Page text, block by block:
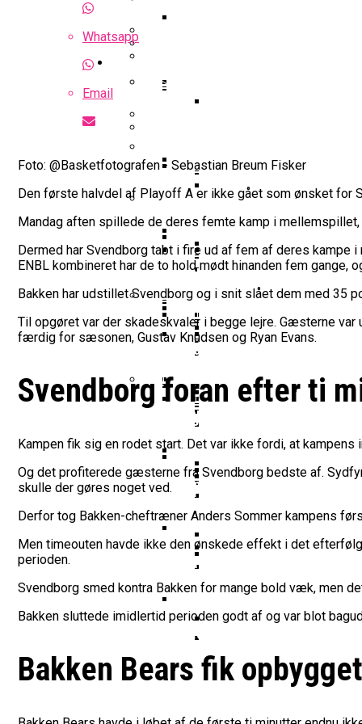
Podcast: Bakken Bears Jagter
Highlights: Finland – Danmark
Gustav Knudsen Efter Sejr Mod
Iffe Lundberg: “Det Er En
Video: August Møller Og
College Er Slut: Frida
Bakken Bears-Stjerne
Bakken Bears Sender
Succesfuld
Dansk Landstræner
FIBA Giver Danmark
FIBA Europe Cup
Gustav Knudsen Og
Bakkens Supertalent
Bakken Bears Skuffer
Champions League
16-Årige Noah
Dansk Tenerife-
Noah Nørgaard Og
Dansk Tenerife-
Bakken Bears
EuroCup
EuroLeague Udvider
Danske Tobias
Danske Tobias Jensen
Interview Med Allan Foss:
Emilie Hesseldal Stopper
Torsdag Jagter Noah
Wembanyamas EM-
Danmarks
FIBA World Cup
Interview Med Allan
Olympiske Lege
To Tidligere
Breaking: Team USA
Basketball-OL 2024:
Medie: Lebron James
Øvrig dansk basket
Ungdomspokalfinalerne:
Ekstra Bladet Har Købt
BørneBasketFonden
Fra Drøm Til Virkelighed:
Medlemstal I Dansk
Klumme
Morten Stig
Guides
Basketball odds
Whatsapp
Email
Foto: @Basketfotografen - Sebastian Breum Fisker
Den første halvdel af Playoff A er ikke gået som ønsket for
Mandag aften spillede de deres femte kamp i
Dermed har Svendborg tabt i fire ud af fem af deres
ENBL kombineret har de to hold mødt hinanden fem gange,
Bakken har udstillet Svendborg og i snit slået dem med 35
Til opgøret var der skadeskvaler i begge lejre. Gæsterne
færdig for sæsonen, Gustav Knudsen og Ryan Evans.
Svendborg foran efter ti
Kampen fik sig en rodet start. Det var ikke fordi, at
Og det profiterede gæsterne fra Svendborg bedste af.
skulle der gøres noget ved.
Derfor tog Bakken-cheftræner Anders Sommer kampens
Men timeouten havde ikke den ønskede effekt i det
perioden.
Svendborg smed kontra Bakken for mange bold væk, men
Bakken sluttede imidlertid perioden godt af og var blot
Bakken Bears fik